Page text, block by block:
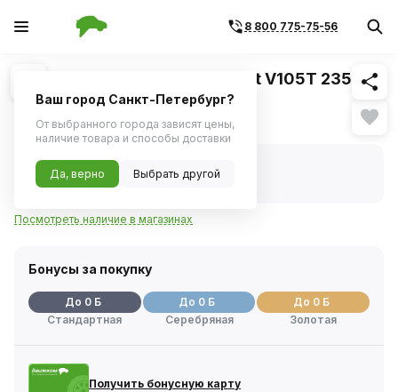
8 800 775-75-56
1/1 Похожие
Шина YOKOHAMA Advan Sport V105T 235/65
R19 109V
Нет в наличии
Нет в наличии
Код товара:1114096
Артикул:r4206
Посмотреть наличие в магазинах
Бонусы за покупку
До 0 Б
Стандартная
До 0 Б
Серебряная
До 0 Б
Золотая
Получить бонусную карту
Ваш город Санкт-Петербург?
От выбранного города зависят цены,
наличие товара и способы доставки
Да, верно Выбрать другой